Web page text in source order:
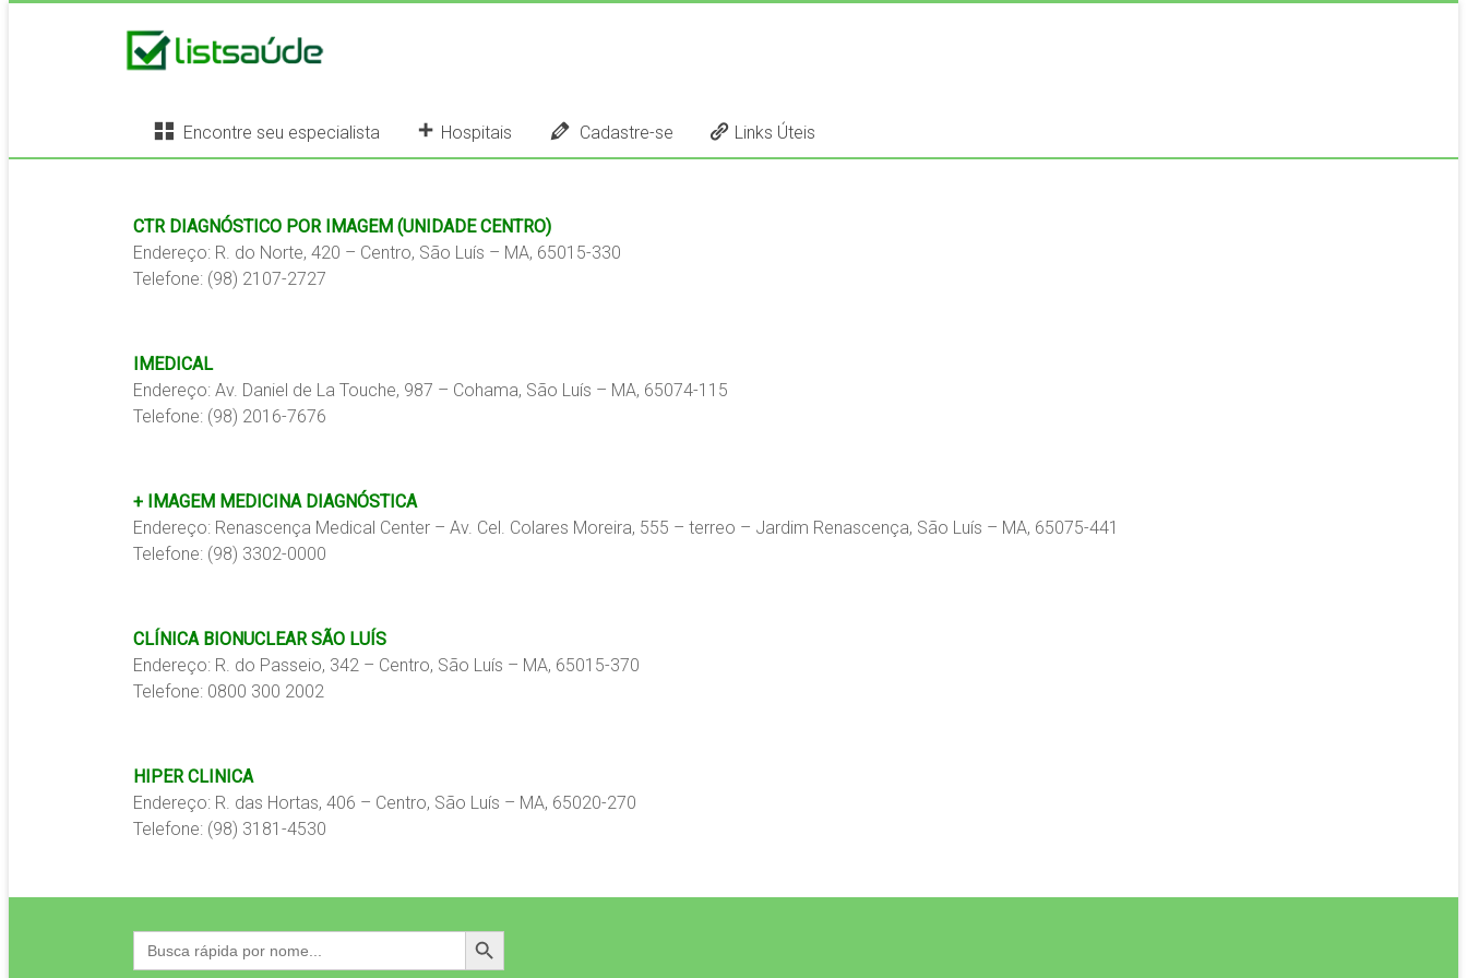
Encontre seu especialista Hospitais Cadastre-se Links Úteis
CTR DIAGNÓSTICO POR IMAGEM (UNIDADE CENTRO)
Endereço: R. do Norte, 420 – Centro, São Luís – MA, 65015-330
Telefone: (98) 2107-2727
IMEDICAL
Endereço: Av. Daniel de La Touche, 987 – Cohama, São Luís – MA, 65074-115
Telefone: (98) 2016-7676
+ IMAGEM MEDICINA DIAGNÓSTICA
Endereço: Renascença Medical Center – Av. Cel. Colares Moreira, 555 – terreo – Jardim Renascença, São Luís – MA, 65075-441
Telefone: (98) 3302-0000
CLÍNICA BIONUCLEAR SÃO LUÍS
Endereço: R. do Passeio, 342 – Centro, São Luís – MA, 65015-370
Telefone: 0800 300 2002
HIPER CLINICA
Endereço: R. das Hortas, 406 – Centro, São Luís – MA, 65020-270
Telefone: (98) 3181-4530
Search
for:
Search Button